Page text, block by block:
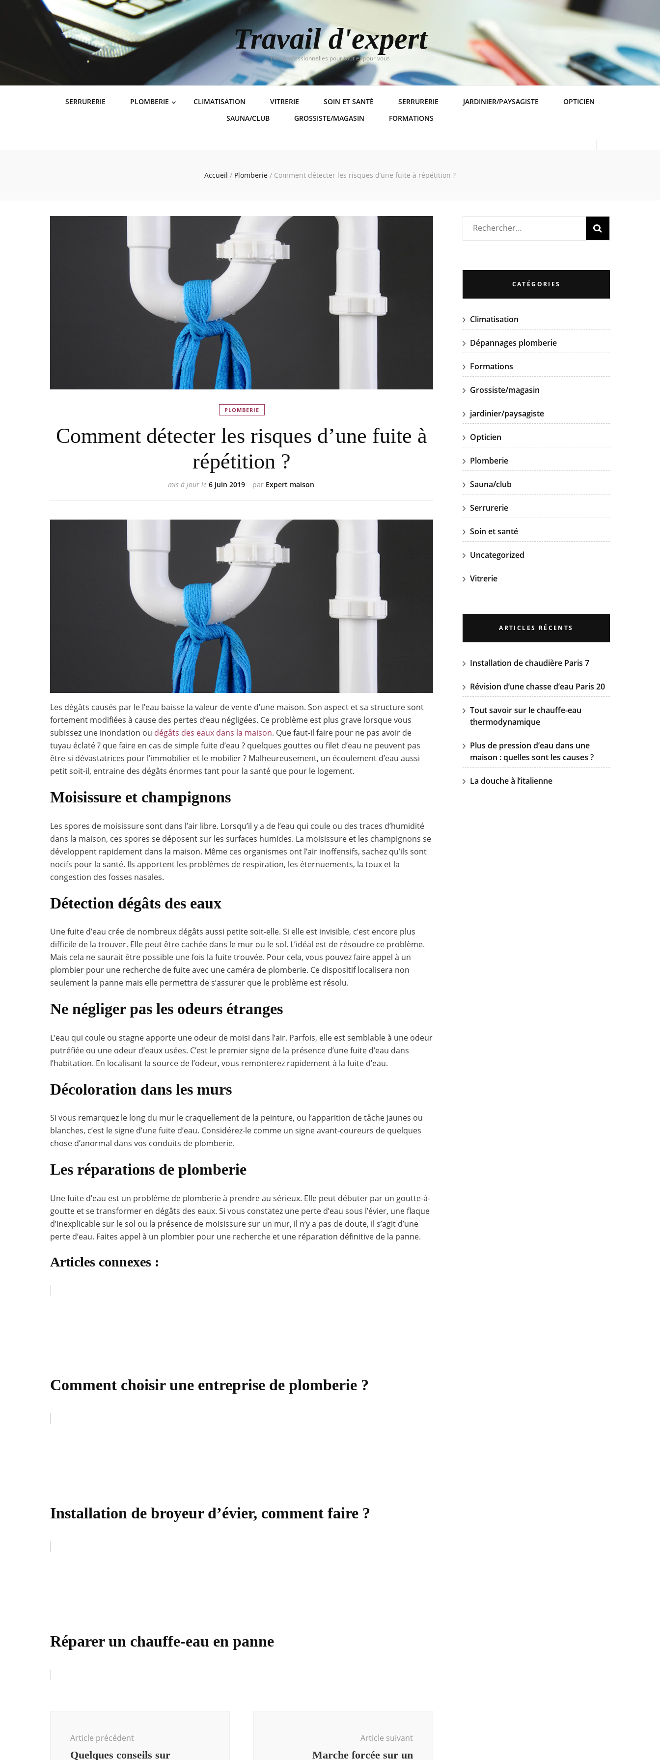
Travail d'expert
Des professionnelles pour tout et pour vous
SERRURERIE PLOMBERIE CLIMATISATION VITRERIE SOIN ET SANTÉ SERRURERIE JARDINIER/PAYSAGISTE
OPTICIEN
SAUNA/CLUB
GROSSISTE/MAGASIN FORMATIONS
Accueil / Plomberie / Comment détecter les risques d’une fuite à répétition ?
PLOMBERIE
Comment détecter les risques d’une fuite à
répétition ?
par Expert maison
mis à jour le 6 juin 2019
Les dégâts causés par le l’eau baisse la valeur de vente d’une maison. Son aspect et sa structure sont
fortement modifiées à cause des pertes d’eau négligées. Ce problème est plus grave lorsque vous
subissez une inondation ou dégâts des eaux dans la maison. Que faut-il faire pour ne pas avoir de
tuyau éclaté ? que faire en cas de simple fuite d’eau ? quelques gouttes ou filet d’eau ne peuvent pas
être si dévastatrices pour l’immobilier et le mobilier ? Malheureusement, un écoulement d’eau aussi
petit soit-il, entraine des dégâts énormes tant pour la santé que pour le logement.
Moisissure et champignons
Les spores de moisissure sont dans l’air libre. Lorsqu’il y a de l’eau qui coule ou des traces d’humidité
dans la maison, ces spores se déposent sur les surfaces humides. La moisissure et les champignons se
développent rapidement dans la maison. Même ces organismes ont l’air inoffensifs, sachez qu’ils sont
nocifs pour la santé. Ils apportent les problèmes de respiration, les éternuements, la toux et la
congestion des fosses nasales.
Détection dégâts des eaux
Une fuite d’eau crée de nombreux dégâts aussi petite soit-elle. Si elle est invisible, c’est encore plus
difficile de la trouver. Elle peut être cachée dans le mur ou le sol. L’idéal est de résoudre ce problème.
Mais cela ne saurait être possible une fois la fuite trouvée. Pour cela, vous pouvez faire appel à un
plombier pour une recherche de fuite avec une caméra de plomberie. Ce dispositif localisera non
seulement la panne mais elle permettra de s’assurer que le problème est résolu.
Ne négliger pas les odeurs étranges
L’eau qui coule ou stagne apporte une odeur de moisi dans l’air. Parfois, elle est semblable à une odeur
putréfiée ou une odeur d’eaux usées. C’est le premier signe de la présence d’une fuite d’eau dans
l’habitation. En localisant la source de l’odeur, vous remonterez rapidement à la fuite d’eau.
Décoloration dans les murs
Si vous remarquez le long du mur le craquellement de la peinture, ou l’apparition de tâche jaunes ou
blanches, c’est le signe d’une fuite d’eau. Considérez-le comme un signe avant-coureurs de quelques
chose d’anormal dans vos conduits de plomberie.
Les réparations de plomberie
Une fuite d’eau est un problème de plomberie à prendre au sérieux. Elle peut débuter par un goutte-à-
goutte et se transformer en dégâts des eaux. Si vous constatez une perte d’eau sous l’évier, une flaque
d’inexplicable sur le sol ou la présence de moisissure sur un mur, il n’y a pas de doute, il s’agit d’une
perte d’eau. Faites appel à un plombier pour une recherche et une réparation définitive de la panne.
Articles connexes :
Comment choisir une entreprise de plomberie ?
Installation de broyeur d’évier, comment faire ?
Réparer un chauffe-eau en panne
Article précédent
Quelques conseils sur
Article suivant
Marche forcée sur un
Rechercher :
CATÉGORIES
Climatisation
Dépannages plomberie
Formations
Grossiste/magasin
jardinier/paysagiste
Opticien
Plomberie
Sauna/club
Serrurerie
Soin et santé
Uncategorized
Vitrerie
ARTICLES RÉCENTS
Installation de chaudière Paris 7
Révision d’une chasse d’eau Paris 20
Tout savoir sur le chauffe-eau
thermodynamique
Plus de pression d’eau dans une
maison : quelles sont les causes ?
La douche à l’italienne